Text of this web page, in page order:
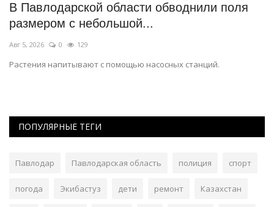
В Павлодарской области обводнили поля
размером с небольшой...
Авг 5, 2026 0 129
Растения напитывают с помощью насосных станций.
ПОПУЛЯРНЫЕ ТЕГИ
Павлодар Павлодарская область полиция спорт
погода Экибастуз дети ремонт Казахстан